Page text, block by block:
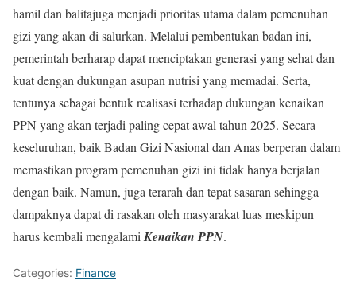
hamil dan balitajuga menjadi prioritas utama dalam pemenuhan
gizi yang akan di salurkan. Melalui pembentukan badan ini,
pemerintah berharap dapat menciptakan generasi yang sehat dan
kuat dengan dukungan asupan nutrisi yang memadai. Serta,
tentunya sebagai bentuk realisasi terhadap dukungan kenaikan
PPN yang akan terjadi paling cepat awal tahun 2025. Secara
keseluruhan, baik Badan Gizi Nasional dan Anas berperan dalam
memastikan program pemenuhan gizi ini tidak hanya berjalan
dengan baik. Namun, juga terarah dan tepat sasaran sehingga
dampaknya dapat di rasakan oleh masyarakat luas meskipun
harus kembali mengalami Kenaikan PPN.
Categories: Finance